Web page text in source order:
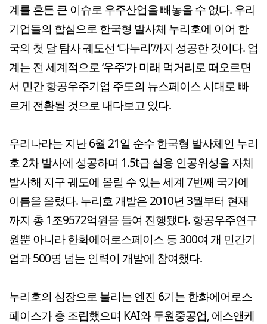
계를 흔든 큰 이슈로 우주산업을 빼놓을 수 없다. 우리
기업들의 합심으로 한국형 발사체 누리호에 이어 한
국의 첫 달 탐사 궤도선 ‘다누리’까지 성공한 것이다. 업
계는 전 세계적으로 ‘우주’가 미래 먹거리로 떠오르면
서 민간 항공우주기업 주도의 뉴스페이스 시대로 빠
르게 전환될 것으로 내다보고 있다.
우리나라는 지난 6월 21일 순수 한국형 발사체인 누리
호 2차 발사에 성공하며 1.5t급 실용 인공위성을 자체
발사해 지구 궤도에 올릴 수 있는 세계 7번째 국가에
이름을 올렸다. 누리호 개발은 2010년 3월부터 현재
까지 총 1조9572억원을 들여 진행됐다. 항공우주연구
원뿐 아니라 한화에어로스페이스 등 300여 개 민간기
업과 500명 넘는 인력이 개발에 참여했다.
누리호의 심장으로 불리는 엔진 6기는 한화에어로스
페이스가 총 조립했으며 KAI와 두원중공업, 에스앤케